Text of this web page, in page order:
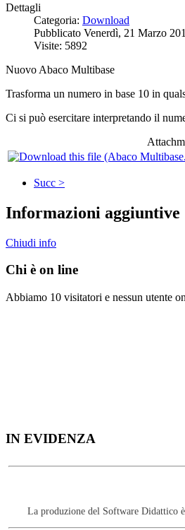
Dettagli
Categoria: Download
Pubblicato Venerdì, 21 Marzo
Visite: 5892
Nuovo Abaco Multibase
Trasforma un numero in base 10 in
Ci si può esercitare interpretando il
Succ >
Informazioni aggiuntive
Chiudi info
Chi è on line
Abbiamo 10 visitatori e nessun utente
IN EVIDENZA